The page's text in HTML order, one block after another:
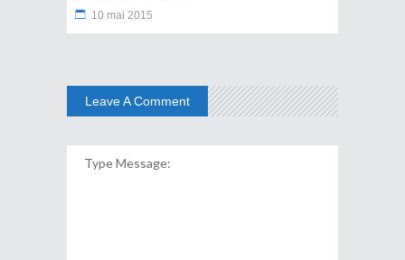
10 mai 2015
Leave A Comment